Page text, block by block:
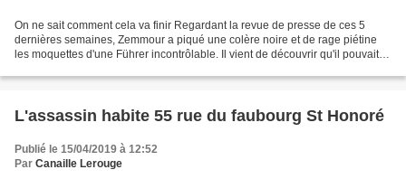
On ne sait comment cela va finir Regardant la revue de presse de ces 5
dernières semaines, Zemmour a piqué une colère noire et de rage piétine
les moquettes d'une Führer incontrôlable. Il vient de découvrir qu'il pouvait
L'assassin habite 55 rue du faubourg St Honoré
Publié le 15/04/2019 à 12:52
Par Canaille Lerouge